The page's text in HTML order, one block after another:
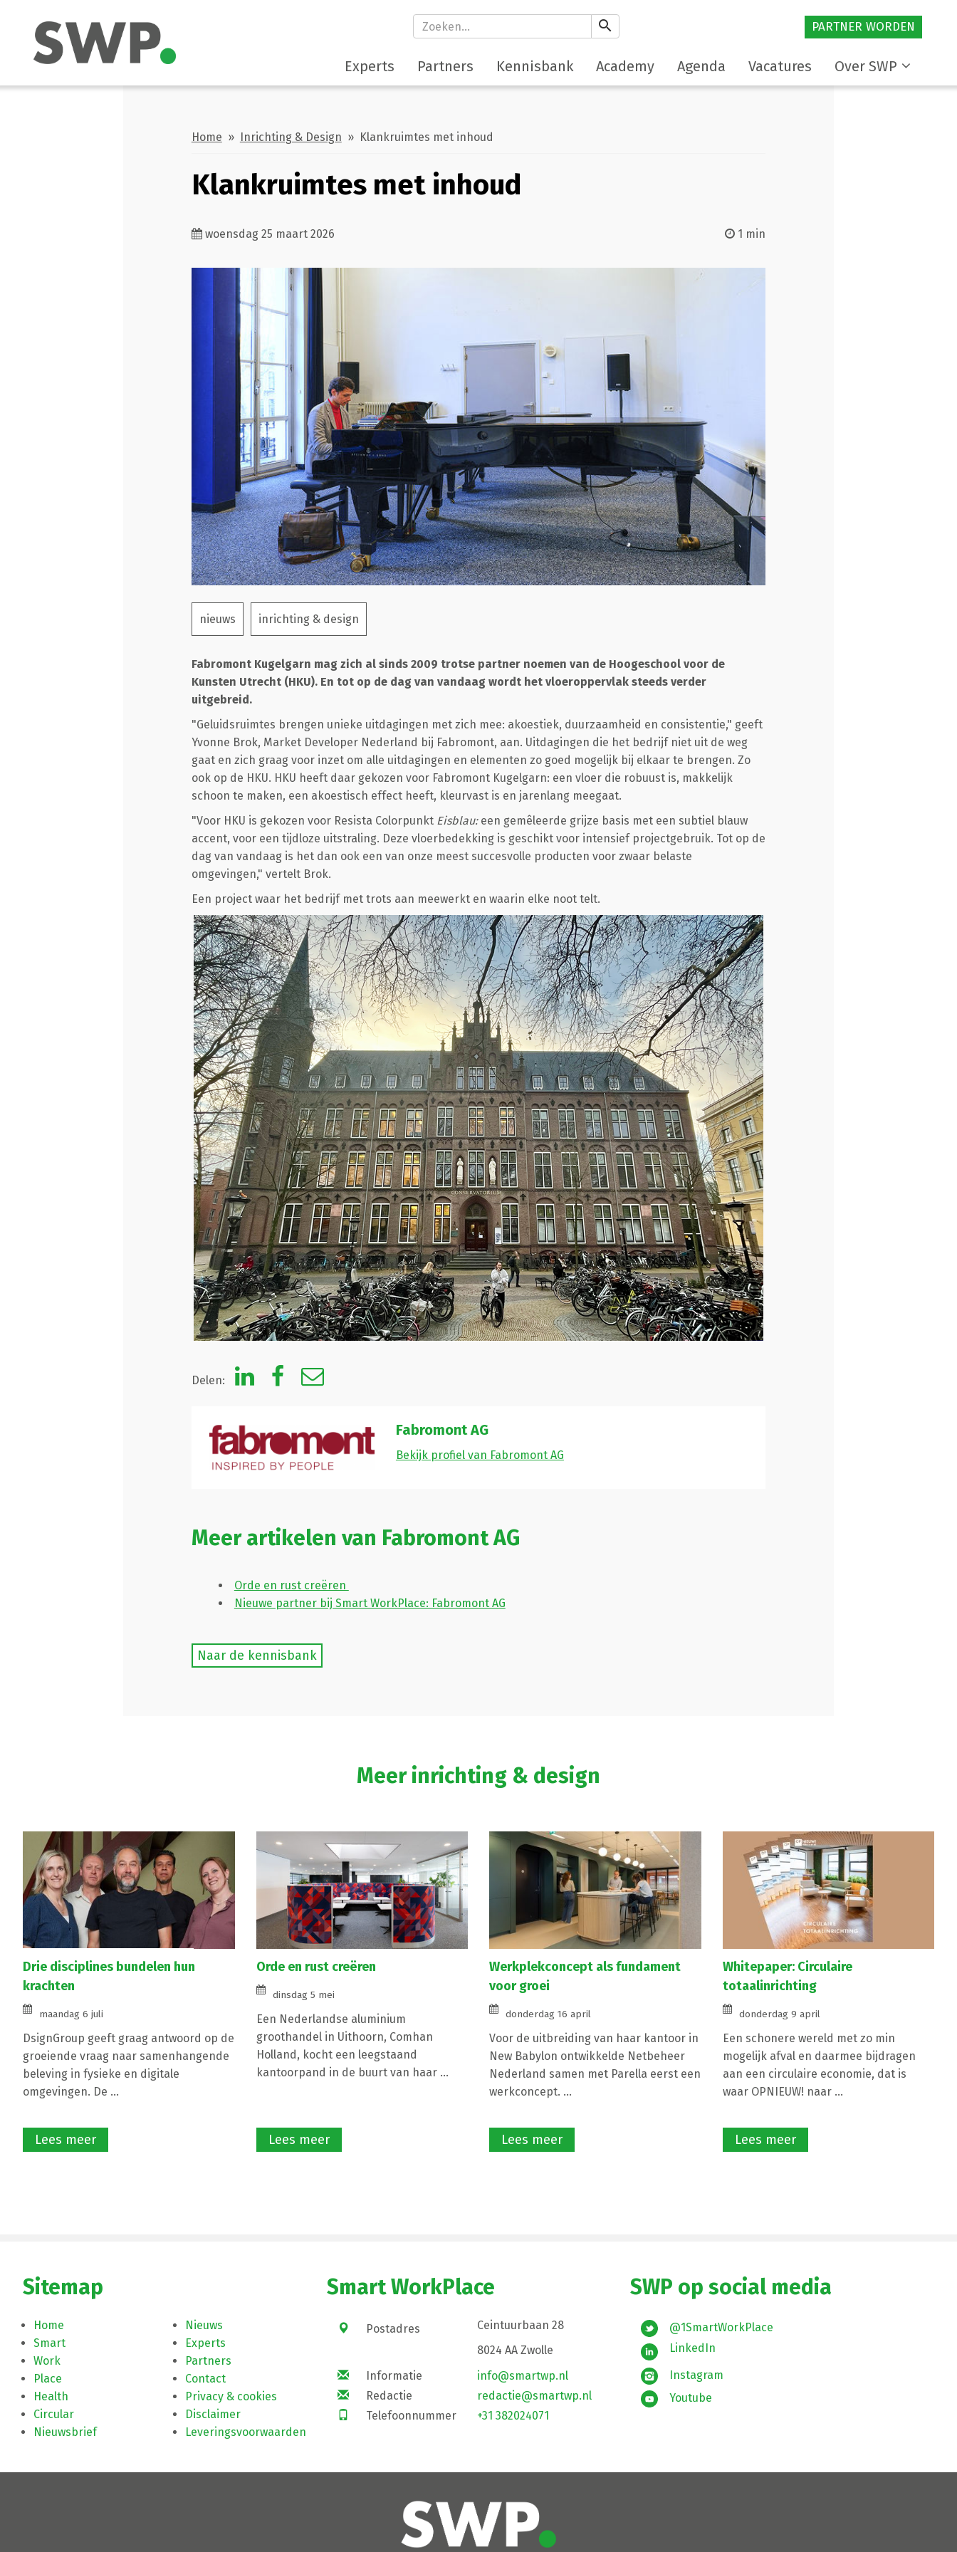
search PARTNER WORDEN
Experts Partners Kennisbank Academy Agenda Vacatures Over SWP
Home » Inrichting & Design » Klankruimtes met inhoud
Klankruimtes met inhoud
woensdag 25 maart 2026 1 min
nieuws inrichting & design
Fabromont Kugelgarn mag zich al sinds 2009 trotse partner noemen van de Hoogeschool voor de
Kunsten Utrecht (HKU). En tot op de dag van vandaag wordt het vloeroppervlak steeds verder
uitgebreid.
"Geluidsruimtes brengen unieke uitdagingen met zich mee: akoestiek, duurzaamheid en consistentie," geeft
Yvonne Brok, Market Developer Nederland bij Fabromont, aan. Uitdagingen die het bedrijf niet uit de weg
gaat en zich graag voor inzet om alle uitdagingen en elementen zo goed mogelijk bij elkaar te brengen. Zo
ook op de HKU. HKU heeft daar gekozen voor Fabromont Kugelgarn: een vloer die robuust is, makkelijk
schoon te maken, een akoestisch effect heeft, kleurvast is en jarenlang meegaat.
"Voor HKU is gekozen voor Resista Colorpunkt Eisblau: een gemêleerde grijze basis met een subtiel blauw
accent, voor een tijdloze uitstraling. Deze vloerbedekking is geschikt voor intensief projectgebruik. Tot op de
dag van vandaag is het dan ook een van onze meest succesvolle producten voor zwaar belaste
omgevingen," vertelt Brok.
Een project waar het bedrijf met trots aan meewerkt en waarin elke noot telt.
Delen:
Fabromont AG
Bekijk profiel van Fabromont AG
Meer artikelen van Fabromont AG
Orde en rust creëren
Nieuwe partner bij Smart WorkPlace: Fabromont AG
Naar de kennisbank
Meer inrichting & design
Drie disciplines bundelen hun
krachten
maandag 6 juli
DsignGroup geeft graag antwoord op de
groeiende vraag naar samenhangende
beleving in fysieke en digitale
omgevingen. De ...
Lees meer
Orde en rust creëren
dinsdag 5 mei
Een Nederlandse aluminium
groothandel in Uithoorn, Comhan
Holland, kocht een leegstaand
kantoorpand in de buurt van haar ...
Lees meer
Werkplekconcept als fundament
voor groei
donderdag 16 april
Voor de uitbreiding van haar kantoor in
New Babylon ontwikkelde Netbeheer
Nederland samen met Parella eerst een
werkconcept. ...
Lees meer
Whitepaper: Circulaire
totaalinrichting
donderdag 9 april
Een schonere wereld met zo min
mogelijk afval en daarmee bijdragen
aan een circulaire economie, dat is
waar OPNIEUW! naar ...
Lees meer
Sitemap
Home
Smart
Work
Place
Health
Circular
Nieuwsbrief
Nieuws
Experts
Partners
Contact
Privacy & cookies
Disclaimer
Leveringsvoorwaarden
Smart WorkPlace
Postadres
Ceintuurbaan 28
8024 AA Zwolle
Informatie
info@smartwp.nl
Redactie
redactie@smartwp.nl
Telefoonnummer
+31 382024071
SWP op social media
@1SmartWorkPlace
LinkedIn
Instagram
Youtube